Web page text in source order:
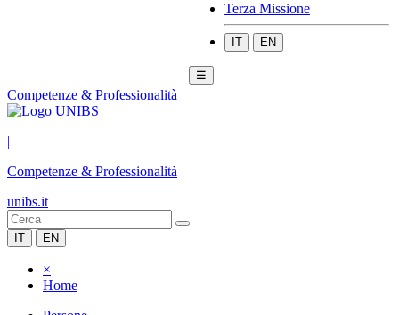
Terza Missione
IT EN
☰
Competenze & Professionalità
|
Competenze & Professionalità
unibs.it
IT EN
×
Home